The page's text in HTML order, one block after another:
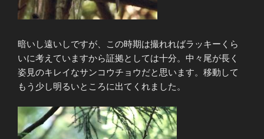
暗いし遠いしですが、この時期は撮れればラッキーくら
いに考えていますから証拠としては十分。中々尾が長く
姿見のキレイなサンコウチョウだと思います。移動して
もう少し明るいところに出てくれました。